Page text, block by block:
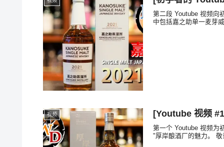
第二段 Youtube 视频向
中包括嘉之助单一麦芽
视频 [Youtube 视频
第一个 Youtube 视频为
"厚岸酿酒厂的魅力。